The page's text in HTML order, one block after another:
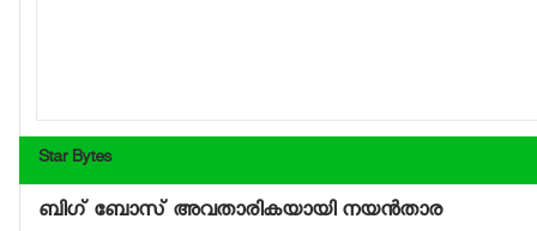
Star Bytes
ബിഗ് ബോസ് അവതാരികയായി നയന്‍താര